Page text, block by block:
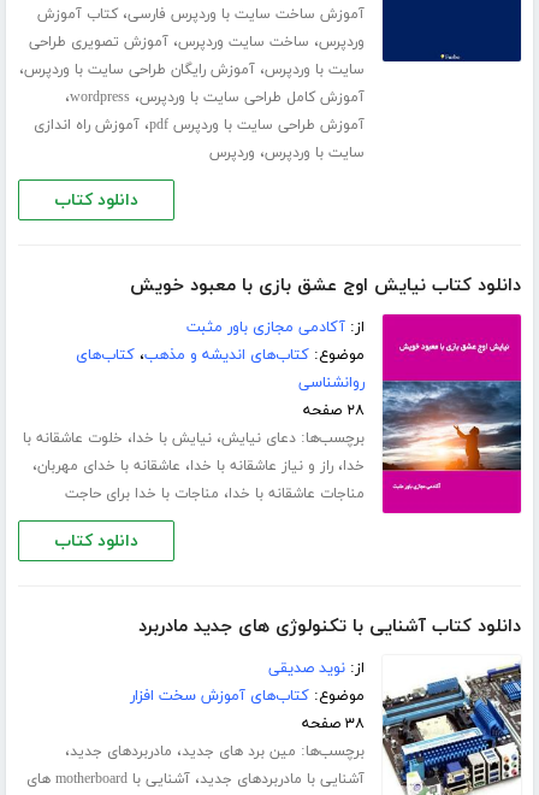
آموزش ساخت سایت با وردپرس فارسی،کتاب آموزش
وردپرس، ساخت سایت وردپرس،آموزش تصویری طراحی
سایت با وردپرس،آموزش رایگان طراحی سایت با وردپرس،
آموزش کامل طراحی سایت با وردپرس،wordpress،
آموزش طراحی سایت با وردپرس pdf ،آموزش راه اندازی
سایت با وردپرس، وردپرس
دانلود کتاب
دانلود کتاب نیایش اوج عشق بازی با معبود خویش
از:آکادمی مجازی باور مثبت
موضوع:کتاب‌های اندیشه و مذهب،کتاب‌های
روانشناسی
۲۸ صفحه
برچسب‌ها:دعای نیایش،نیایش با خدا، خلوت عاشقانه با
خدا،راز و نیاز عاشقانه با خدا، عاشقانه با خدای مهربان،
مناجات عاشقانه با خدا، مناجات با خدا برای حاجت
دانلود کتاب
دانلود کتاب آشنایی با تکنولوژی های جدید مادربرد
از:نوید صدیقی
موضوع:کتاب‌های آموزش سخت افزار
۳۸ صفحه
برچسب‌ها: مین برد های جدید، مادربردهای جدید،
آشنایی با مادربردهای جدید،
آشنایی با motherboard های